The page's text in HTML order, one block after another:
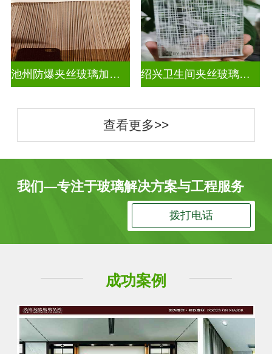
池州防爆夹丝玻璃加工厂 绍兴卫生间夹丝玻璃多少钱
查看更多>>
我们—专注于玻璃解决方案与工程服务
拨打电话
成功案例